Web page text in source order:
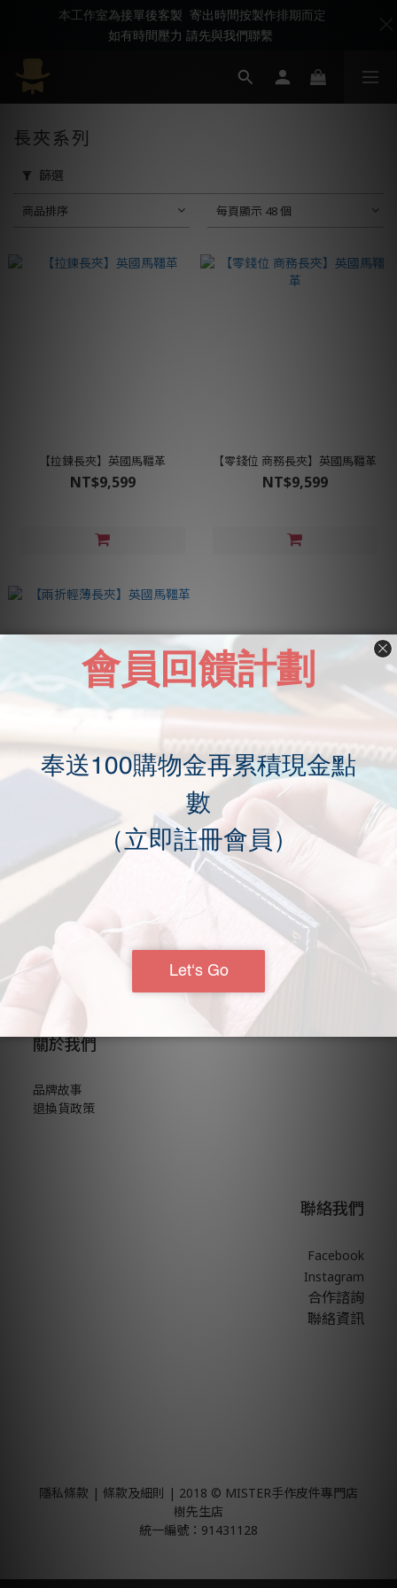
長夾系列
篩選
商品排序 每頁顯示 48 個
【拉鍊長夾】英國馬韁革
NT$9,599
【零錢位 商務長夾】英國馬韁革
NT$9,599
【兩折輕薄長夾】英國馬韁革
NT$7,699
關於我們
品牌故事
退換貨政策
聯絡我們
Facebook
Instagram
合作諮詢
聯絡資訊
隱私條款 | 條款及細則 | 2018 © MISTER手作皮件專門店
樹先生店
統一編號：91431128
本工作室為接單後客製 寄出時間按製作排期而定
如有時間壓力 請先與我們聯繫